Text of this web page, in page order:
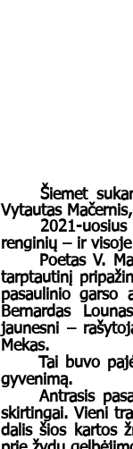
Vytautas
renginių – ir
tarptautinį
pasaulinio garso
Bernardas
jaunesni –
Mekas.
gyvenimą.
skirtingai. Vieni
dalis šios kartos